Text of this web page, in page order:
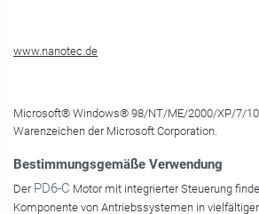
www.nanotec.de
Microsoft® Windows® 98/NT/ME/2000/XP/7/
Warenzeichen der Microsoft Corporation.
Bestimmungsgemäße Verwendung
Der PD6-C Motor mit integrierter Steuerung
Komponente von Antriebssystemen in